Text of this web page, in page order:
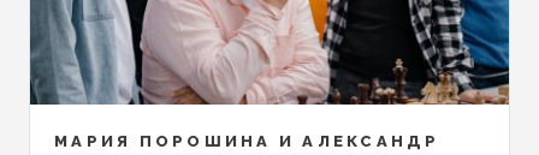
МАРИЯ ПОРОШИНА И АЛЕКСАНДР